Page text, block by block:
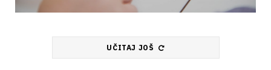
UČITAJ JOŠ